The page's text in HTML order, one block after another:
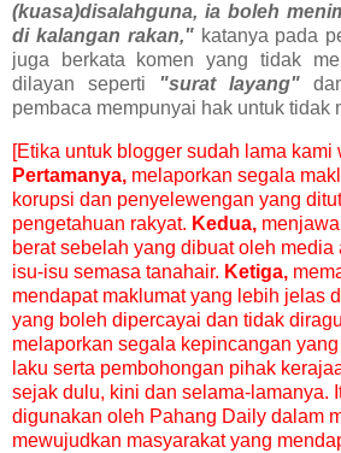
(kuasa)disalahguna, ia boleh
di kalangan rakan,"katanya pada
juga berkata komen yang tidak
dilayan seperti "surat layang"
pembaca mempunyai hak untuk tidak
[Etika untuk blogger sudah lama kami
Pertamanya, melaporkan segala
korupsi dan penyelewengan yang
pengetahuan rakyat. Kedua,
berat sebelah yang dibuat oleh media
isu-isu semasa tanahair. Ketiga,
mendapat maklumat yang lebih jelas
yang boleh dipercayai dan tidak
melaporkan segala kepincangan
laku serta pembohongan pihak
sejak dulu, kini dan selama-lamanya.
digunakan oleh Pahang Daily dalam
mewujudkan masyarakat yang